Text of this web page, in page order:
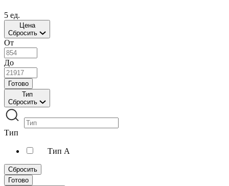
5 ед.
Цена
Сбросить
От
До
Готово
Тип
Сбросить
Тип
Тип А
Сбросить
Готово